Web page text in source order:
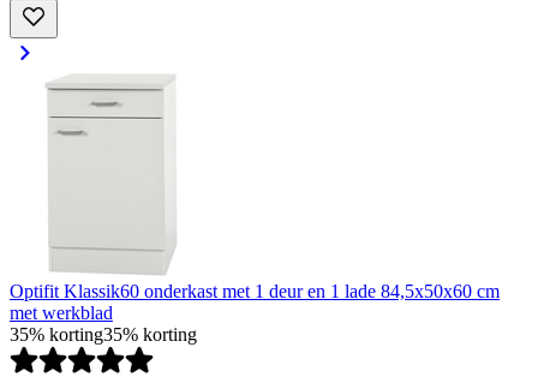
Optifit Klassik60 onderkast met 1 deur en 1 lade 84,5x50x60 cm
met werkblad
35% korting35% korting